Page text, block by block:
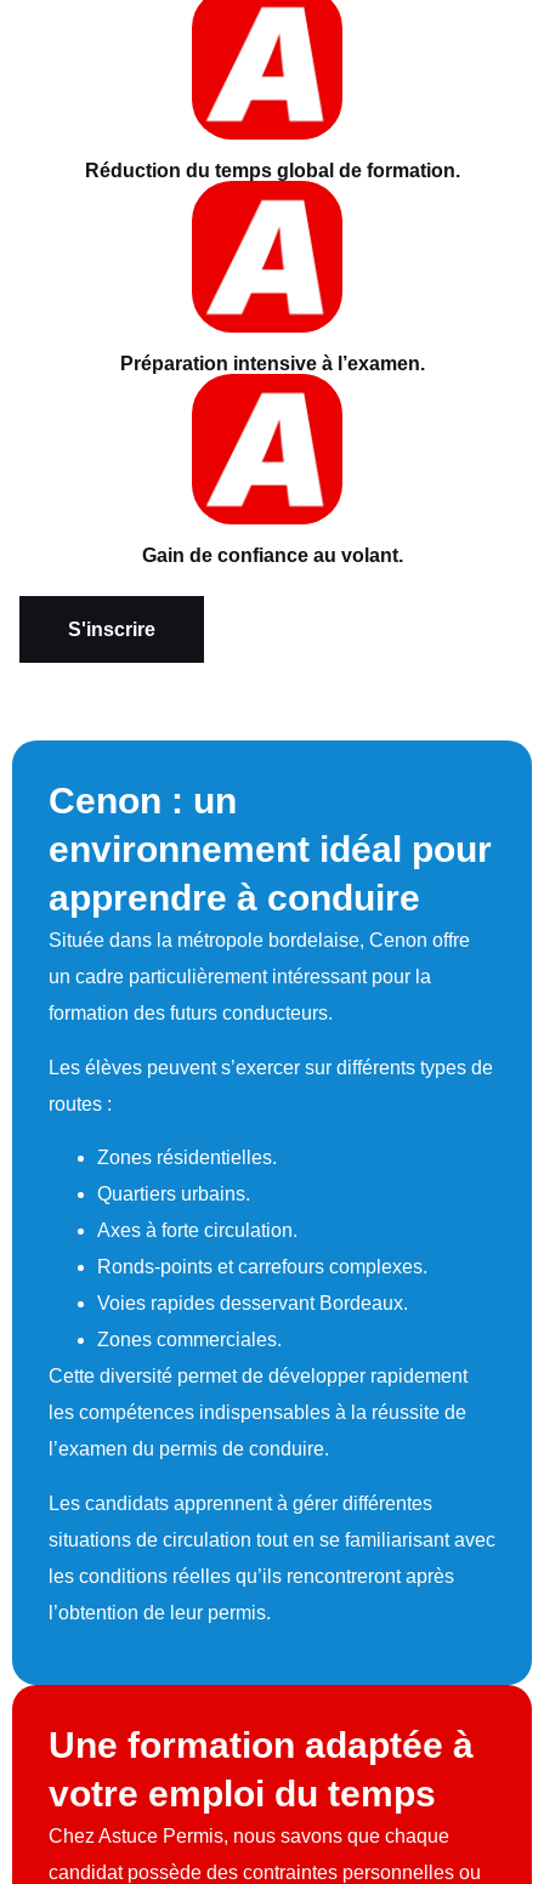
Réduction du temps global de formation.
Préparation intensive à l’examen.
Gain de confiance au volant.
S'inscrire
Cenon : un
environnement idéal pour
apprendre à conduire
Située dans la métropole bordelaise, Cenon offre
un cadre particulièrement intéressant pour la
formation des futurs conducteurs.
Les élèves peuvent s’exercer sur différents types de
routes :
Zones résidentielles.
Quartiers urbains.
Axes à forte circulation.
Ronds-points et carrefours complexes.
Voies rapides desservant Bordeaux.
Zones commerciales.
Cette diversité permet de développer rapidement
les compétences indispensables à la réussite de
l’examen du permis de conduire.
Les candidats apprennent à gérer différentes
situations de circulation tout en se familiarisant avec
les conditions réelles qu’ils rencontreront après
l’obtention de leur permis.
Une formation adaptée à
votre emploi du temps
Chez Astuce Permis, nous savons que chaque
candidat possède des contraintes personnelles ou